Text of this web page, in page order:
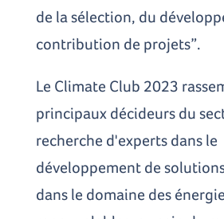
de la sélection, du
contribution de projets”.
Le Climate Club 2023
principaux décideurs du
recherche d'experts dans le
développement de
dans le domaine des